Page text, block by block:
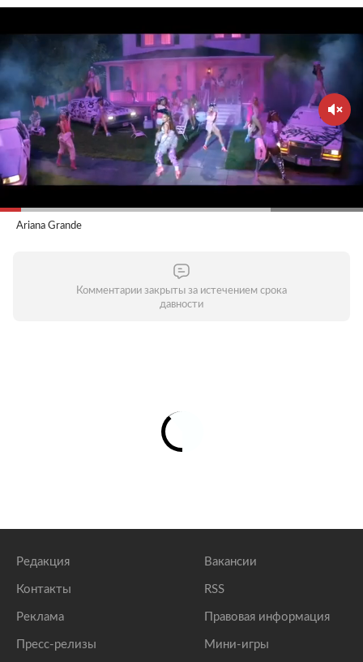
Ariana Grande
Комментарии закрыты за истечением срока
давности
Редакция
Контакты
Реклама
Пресс-релизы
Вакансии
RSS
Правовая информация
Мини-игры